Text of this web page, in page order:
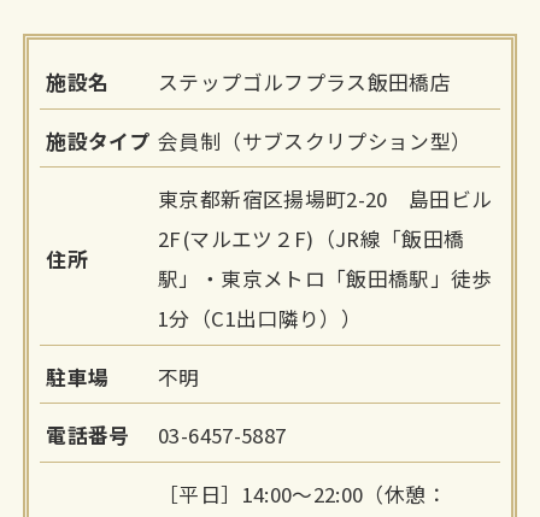
施設名 ステップゴルフプラス飯田橋店
施設タイプ 会員制（サブスクリプション型）
住所
東京都新宿区揚場町2-20 島田ビル
2F(マルエツ２F)（JR線「飯田橋
駅」・東京メトロ「飯田橋駅」徒歩
1分（C1出口隣り））
駐車場 不明
電話番号 03-6457-5887
［平日］14:00～22:00（休憩：